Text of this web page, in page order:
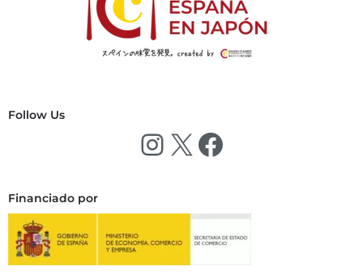
Follow Us
Financiado por